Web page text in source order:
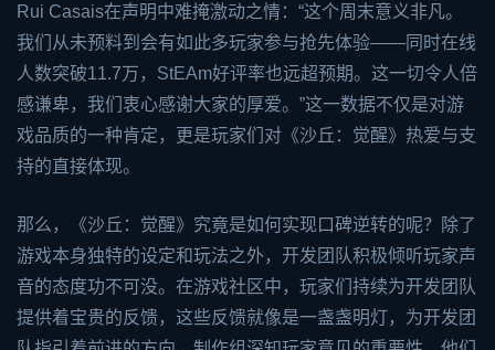
Rui Casais在声明中难掩激动之情：“这个周末意义非凡。
我们从未预料到会有如此多玩家参与抢先体验——同时在线
人数突破11.7万，StEAm好评率也远超预期。这一切令人倍
感谦卑，我们衷心感谢大家的厚爱。”这一数据不仅是对游
戏品质的一种肯定，更是玩家们对《沙丘：觉醒》热爱与支
持的直接体现。
那么，《沙丘：觉醒》究竟是如何实现口碑逆转的呢？除了
游戏本身独特的设定和玩法之外，开发团队积极倾听玩家声
音的态度功不可没。在游戏社区中，玩家们持续为开发团队
提供着宝贵的反馈，这些反馈就像是一盏盏明灯，为开发团